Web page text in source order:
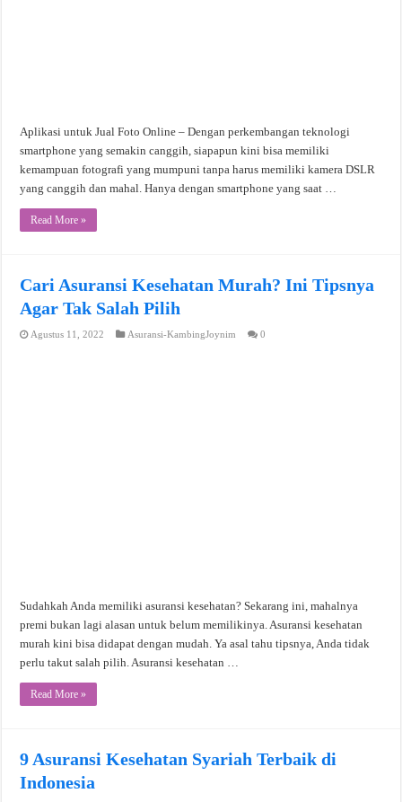
Aplikasi untuk Jual Foto Online – Dengan perkembangan teknologi
smartphone yang semakin canggih, siapapun kini bisa memiliki
kemampuan fotografi yang mumpuni tanpa harus memiliki kamera DSLR
yang canggih dan mahal. Hanya dengan smartphone yang saat …
Read More »
Cari Asuransi Kesehatan Murah? Ini Tipsnya
Agar Tak Salah Pilih
Agustus 11, 2022 Asuransi-KambingJoynim 0
Sudahkah Anda memiliki asuransi kesehatan? Sekarang ini, mahalnya
premi bukan lagi alasan untuk belum memilikinya. Asuransi kesehatan
murah kini bisa didapat dengan mudah. Ya asal tahu tipsnya, Anda tidak
perlu takut salah pilih. Asuransi kesehatan …
Read More »
9 Asuransi Kesehatan Syariah Terbaik di
Indonesia